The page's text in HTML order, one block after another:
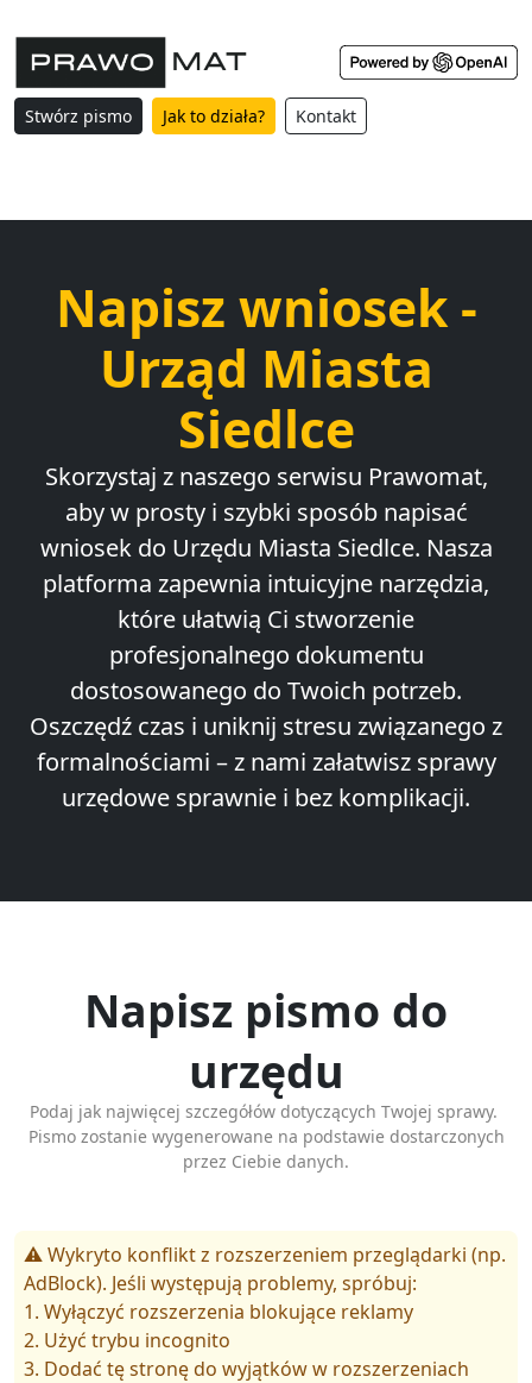
Stwórz pismo Jak to działa? Kontakt
Napisz wniosek -
Urząd Miasta
Siedlce
Skorzystaj z naszego serwisu Prawomat,
aby w prosty i szybki sposób napisać
wniosek do Urzędu Miasta Siedlce. Nasza
platforma zapewnia intuicyjne narzędzia,
które ułatwią Ci stworzenie
profesjonalnego dokumentu
dostosowanego do Twoich potrzeb.
Oszczędź czas i uniknij stresu związanego z
formalnościami – z nami załatwisz sprawy
urzędowe sprawnie i bez komplikacji.
Napisz pismo do
urzędu
Podaj jak najwięcej szczegółów dotyczących Twojej sprawy.
Pismo zostanie wygenerowane na podstawie dostarczonych
przez Ciebie danych.
⚠️ Wykryto konflikt z rozszerzeniem przeglądarki (np.
AdBlock). Jeśli występują problemy, spróbuj:
1. Wyłączyć rozszerzenia blokujące reklamy
2. Użyć trybu incognito
3. Dodać tę stronę do wyjątków w rozszerzeniach